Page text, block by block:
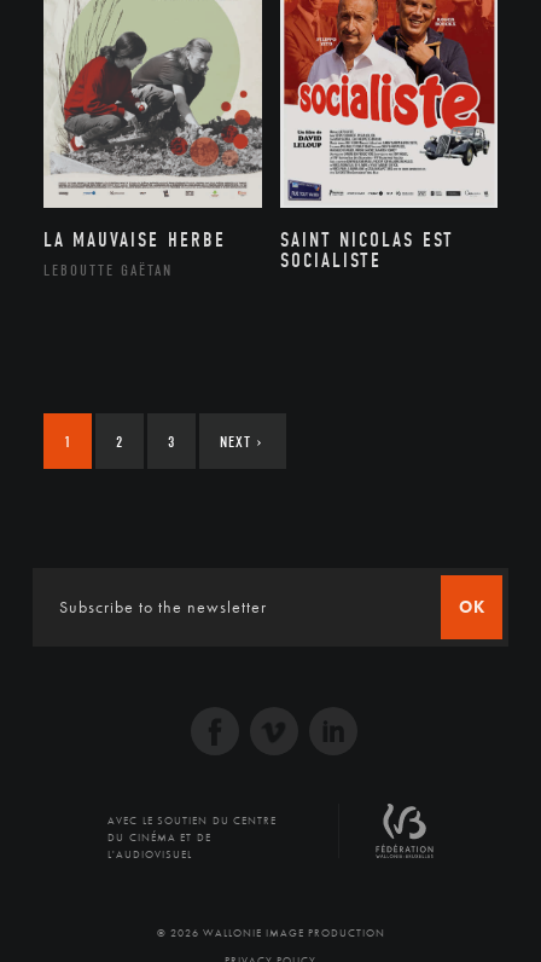
LA MAUVAISE HERBE
LEBOUTTE GAËTAN
SAINT NICOLAS EST
SOCIALISTE
1 2 3 NEXT ›
OK
AVEC LE SOUTIEN DU CENTRE
DU CINÉMA ET DE
L'AUDIOVISUEL
© 2026 WALLONIE IMAGE PRODUCTION